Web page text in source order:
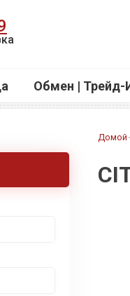
Обмен | Трейд-
Домой